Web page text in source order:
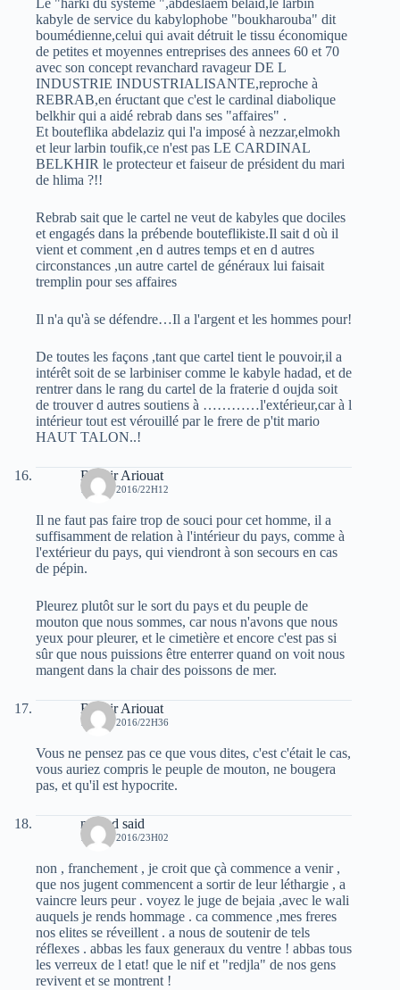
Le "harki du systéme ",abdeslaem belaid,le larbin
kabyle de service du kabylophobe "boukharouba" dit
boumédienne,celui qui avait détruit le tissu économique
de petites et moyennes entreprises des annees 60 et 70
avec son concept revanchard ravageur DE L
INDUSTRIE INDUSTRIALISANTE,reproche à
REBRAB,en éructant que c'est le cardinal diabolique
belkhir qui a aidé rebrab dans ses "affaires" .
Et bouteflika abdelaziz qui l'a imposé à nezzar,elmokh
et leur larbin toufik,ce n'est pas LE CARDINAL
BELKHIR le protecteur et faiseur de président du mari
de hlima ?!!
Rebrab sait que le cartel ne veut de kabyles que dociles
et engagés dans la prébende bouteflikiste.Il sait d où il
vient et comment ,en d autres temps et en d autres
circonstances ,un autre cartel de généraux lui faisait
tremplin pour ses affaires
Il n'a qu'à se défendre…Il a l'argent et les hommes pour!
De toutes les façons ,tant que cartel tient le pouvoir,il a
intérêt soit de se larbiniser comme le kabyle hadad, et de
rentrer dans le rang du cartel de la fraterie d oujda soit
de trouver d autres soutiens à …………l'extérieur,car à l
intérieur tout est vérouillé par le frere de p'tit mario
HAUT TALON..!
Bachir Ariouat
16 MAI 2016/22H12
Il ne faut pas faire trop de souci pour cet homme, il a
suffisamment de relation à l'intérieur du pays, comme à
l'extérieur du pays, qui viendront à son secours en cas
de pépin.
Pleurez plutôt sur le sort du pays et du peuple de
mouton que nous sommes, car nous n'avons que nous
yeux pour pleurer, et le cimetière et encore c'est pas si
sûr que nous puissions être enterrer quand on voit nous
mangent dans la chair des poissons de mer.
Bachir Ariouat
16 MAI 2016/22H36
Vous ne pensez pas ce que vous dites, c'est c'était le cas,
vous auriez compris le peuple de mouton, ne bougera
pas, et qu'il est hypocrite.
mhand said
16 MAI 2016/23H02
non , franchement , je croit que çà commence a venir ,
que nos jugent commencent a sortir de leur léthargie , a
vaincre leurs peur . voyez le juge de bejaia ,avec le wali
auquels je rends hommage . ca commence ,mes freres
nos elites se réveillent . a nous de soutenir de tels
réflexes . abbas les faux generaux du ventre ! abbas tous
les verreux de l etat! que le nif et "redjla" de nos gens
revivent et se montrent !